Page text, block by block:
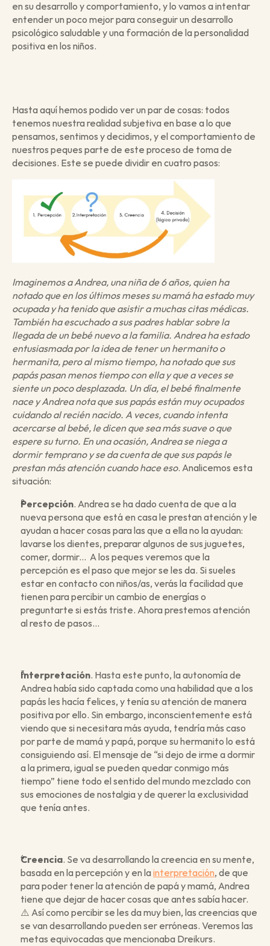
en su desarrollo y comportamiento, y lo vamos a intentar
entender un poco mejor para conseguir un desarrollo
psicológico saludable y una formación de la personalidad
positiva en los niños.
Hasta aquí hemos podido ver un par de cosas: todos
tenemos nuestra realidad subjetiva en base a lo que
pensamos, sentimos y decidimos, y el comportamiento de
nuestros peques parte de este proceso de toma de
decisiones. Este se puede dividir en cuatro pasos:
Imaginemos a Andrea, una niña de 6 años, quien ha
notado que en los últimos meses su mamá ha estado muy
ocupada y ha tenido que asistir a muchas citas médicas.
También ha escuchado a sus padres hablar sobre la
llegada de un bebé nuevo a la familia. Andrea ha estado
entusiasmada por la idea de tener un hermanito o
hermanita, pero al mismo tiempo, ha notado que sus
papás pasan menos tiempo con ella y que a veces se
siente un poco desplazada. Un día, el bebé finalmente
nace y Andrea nota que sus papás están muy ocupados
cuidando al recién nacido. A veces, cuando intenta
acercarse al bebé, le dicen que sea más suave o que
espere su turno. En una ocasión, Andrea se niega a
dormir temprano y se da cuenta de que sus papás le
prestan más atención cuando hace eso. Analicemos esta
situación:
Percepción. Andrea se ha dado cuenta de que a la
nueva persona que está en casa le prestan atención y le
ayudan a hacer cosas para las que a ella no la ayudan:
lavarse los dientes, preparar algunos de sus juguetes,
comer, dormir...  A los peques veremos que la
percepción es el paso que mejor se les da. Si sueles
estar en contacto con niños/as, verás la facilidad que
tienen para percibir un cambio de energías o
preguntarte si estás triste. Ahora prestemos atención
al resto de pasos…
Interpretación. Hasta este punto, la autonomía de
Andrea había sido captada como una habilidad que a los
papás les hacía felices, y tenía su atención de manera
positiva por ello. Sin embargo, inconscientemente está
viendo que si necesitara más ayuda, tendría más caso
por parte de mamá y papá, porque su hermanito lo está
consiguiendo así. El mensaje de “si dejo de irme a dormir
a la primera, igual se pueden quedar conmigo más
tiempo” tiene todo el sentido del mundo mezclado con
sus emociones de nostalgia y de querer la exclusividad
que tenía antes.
Creencia. Se va desarrollando la creencia en su mente,
basada en la percepción y en la interpretación, de que
para poder tener la atención de papá y mamá, Andrea
tiene que dejar de hacer cosas que antes sabía hacer.
⚠️ Así como percibir se les da muy bien, las creencias que
se van desarrollando pueden ser erróneas. Veremos las
metas equivocadas que mencionaba Dreikurs.